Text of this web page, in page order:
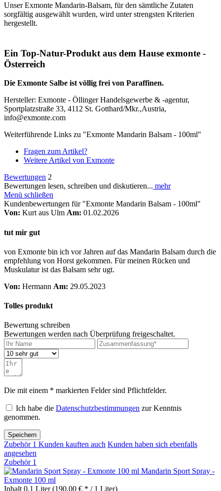
Unser Exmonte Mandarin-Balsam, für den sämtliche Zutaten
sorgfältig ausgewählt wurden, wird unter strengsten Kriterien
hergestellt.
Ein Top-Natur-Produkt aus dem Hause exmonte -
Österreich
Die Exmonte Salbe ist völlig frei von Paraffinen.
Hersteller: Exmonte - Öllinger Handelsgewerbe & -agentur,
Sportplatzstraße 33, 4112 St. Gotthard/Mkr.,Austria,
info@exmonte.com
Weiterführende Links zu "Exmonte Mandarin Balsam - 100ml"
Fragen zum Artikel?
Weitere Artikel von Exmonte
Bewertungen 2
Bewertungen lesen, schreiben und diskutieren... mehr
Menü schließen
Kundenbewertungen für "Exmonte Mandarin Balsam - 100ml"
Von: Kurt aus Ulm Am: 01.02.2026
tut mir gut
von Exmonte bin ich vor Jahren auf das Mandarin Balsam durch die
empfehlung von Horst gekommen. Für meinen Rücken und
Muskulatur ist das Balsam sehr ugt.
Von: Hermann Am: 29.05.2023
Tolles produkt
Bewertung schreiben
Bewertungen werden nach Überprüfung freigeschaltet.
Die mit einem * markierten Felder sind Pflichtfelder.
Ich habe die Datenschutzbestimmungen zur Kenntnis
genommen.
Speichern
Zubehör 1 Kunden kauften auch Kunden haben sich ebenfalls
angesehen
Zubehör 1
Mandarin Sport Spray -
Exmonte 100 ml
Inhalt 0.1 Liter(190,00 € * / 1 Liter)